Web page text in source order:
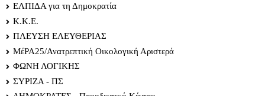
ΕΛΠΙΔΑ για τη Δημοκρατία
Κ.Κ.Ε.
ΠΛΕΥΣΗ ΕΛΕΥΘΕΡΙΑΣ
ΜέΡΑ25/Ανατρεπτική Οικολογική Αριστερά
ΦΩΝΗ ΛΟΓΙΚΗΣ
ΣΥΡΙΖΑ - ΠΣ